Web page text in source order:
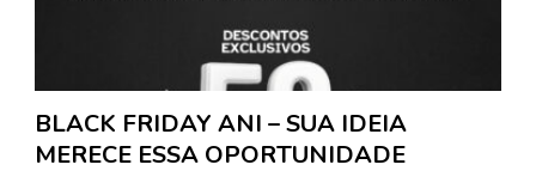
BLACK FRIDAY ANI – SUA IDEIA
MERECE ESSA OPORTUNIDADE